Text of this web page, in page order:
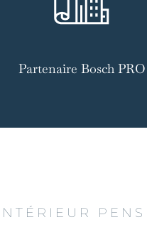
Partenaire Bosch PRO